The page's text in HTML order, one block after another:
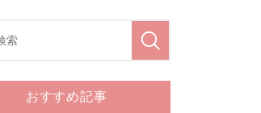
おすすめ記事